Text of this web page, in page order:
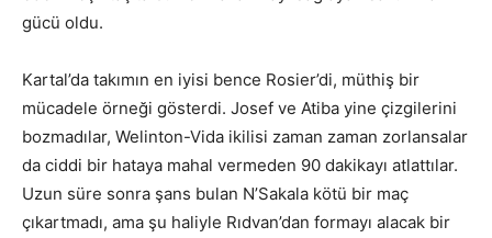
gücü oldu.
Kartal’da takımın en iyisi bence Rosier’di, müthiş bir
mücadele örneği gösterdi. Josef ve Atiba yine çizgilerini
bozmadılar, Welinton-Vida ikilisi zaman zaman zorlansalar
da ciddi bir hataya mahal vermeden 90 dakikayı atlattılar.
Uzun süre sonra şans bulan N’Sakala kötü bir maç
çıkartmadı, ama şu haliyle Rıdvan’dan formayı alacak bir